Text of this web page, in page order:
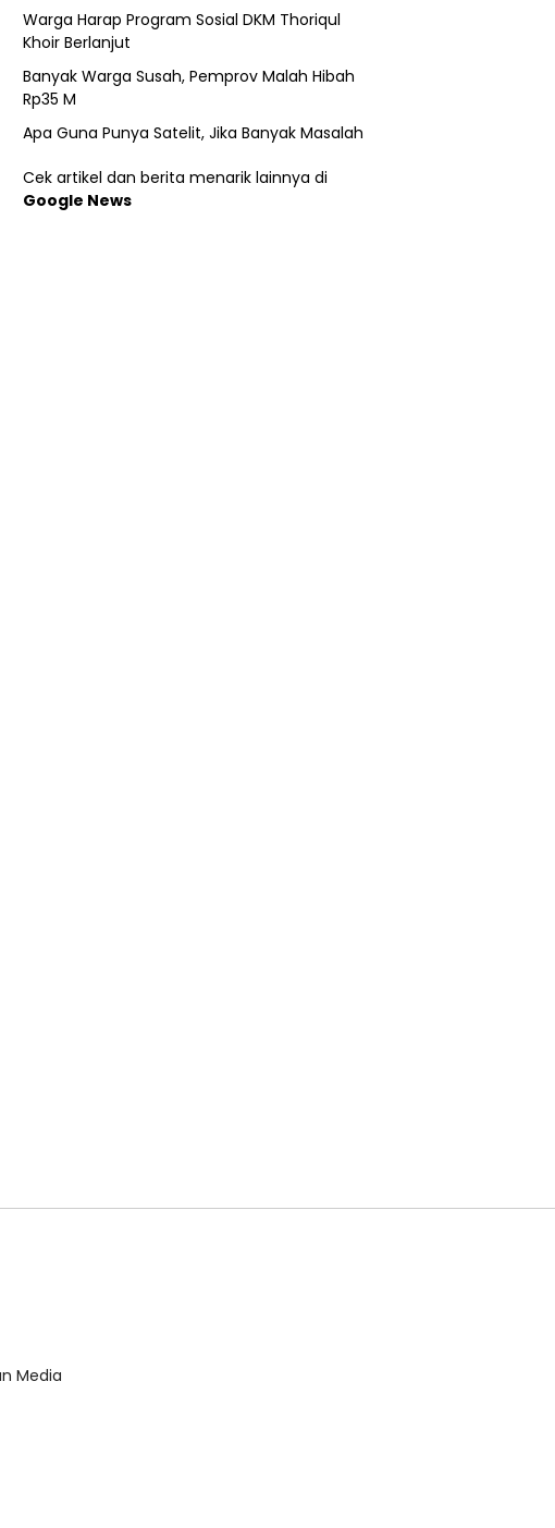
Warga Harap Program Sosial DKM Thoriqul
Khoir Berlanjut
Banyak Warga Susah, Pemprov Malah Hibah
Rp35 M
Apa Guna Punya Satelit, Jika Banyak Masalah
Cek artikel dan berita menarik lainnya di
Google News
Media